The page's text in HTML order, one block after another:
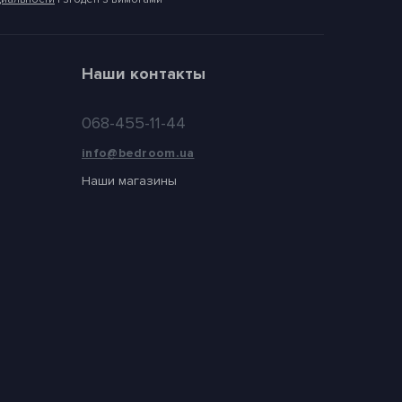
Наши контакты
068-455-11-44
info@bedroom.ua
Наши магазины